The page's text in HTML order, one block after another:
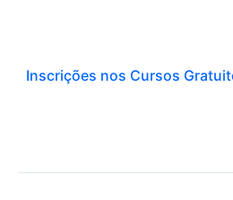
Inscrições nos Cursos